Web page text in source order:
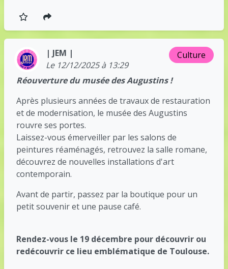
| JEM |
Le 12/12/2025 à 13:29
Culture
Réouverture du musée des Augustins !
Après plusieurs années de travaux de restauration
et de modernisation, le musée des Augustins
rouvre ses portes.
Laissez-vous émerveiller par les salons de
peintures réaménagés, retrouvez la salle romane,
découvrez de nouvelles installations d'art
contemporain.
Avant de partir, passez par la boutique pour un
petit souvenir et une pause café.
Rendez-vous le 19 décembre pour découvrir ou
redécouvrir ce lieu emblématique de Toulouse.